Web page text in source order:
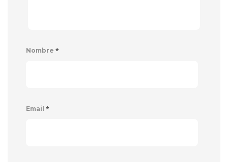
Nombre *
Email *